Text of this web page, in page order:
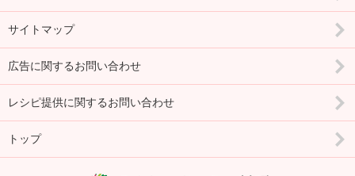
サイトマップ
広告に関するお問い合わせ
レシピ提供に関するお問い合わせ
トップ